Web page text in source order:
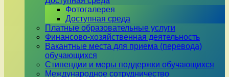
Фотогалерея
Доступная среда
Платные образовательные услуги
Финансово-хозяйственная деятельность
Вакантные места для приема (перевода)
обучающихся
Стипендии и меры поддержки обучающихся
Международное сотрудничество